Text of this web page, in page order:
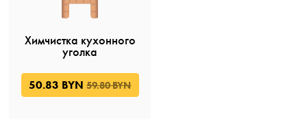
Химчистка кухонного
уголка
50.83 BYN 59.80 BYN